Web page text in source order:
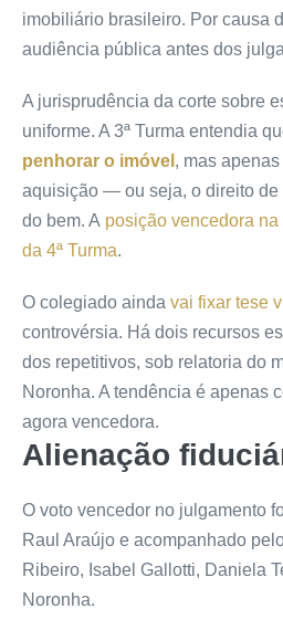
imobiliário brasileiro. Por causa
audiência pública antes dos
A jurisprudência da corte sobre
uniforme. A 3ª Turma entendia
penhorar o imóvel , mas
aquisição — ou seja, o direito de
do bem. A posição vencedora na
da 4ª Turma.
O colegiado ainda vai fixar tese
controvérsia. Há dois recursos
dos repetitivos, sob relatoria do
Noronha. A tendência é apenas
agora vencedora.
Alienação
O voto vencedor no julgamento
Raul Araújo e acompanhado
Ribeiro, Isabel Gallotti, Daniela
Noronha.